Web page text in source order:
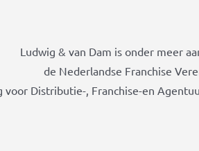
Ludwig & van Dam is onder meer
de Nederlandse Franchise
voor Distributie-, Franchise-en